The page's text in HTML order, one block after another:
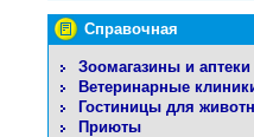
Справочная
Зоомагазины и аптеки
Ветеринарные
Гостиницы для
Приюты